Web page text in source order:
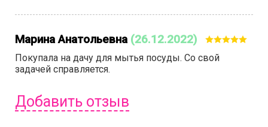
Марина Анатольевна (26.12.2022)
Покупала на дачу для мытья посуды. Со свой
задачей справляется.
Добавить отзыв